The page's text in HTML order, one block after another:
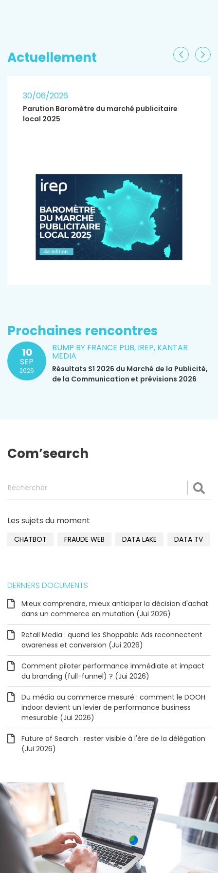
Actuellement
30/06/2026
Parution Baromètre du marché publicitaire
local 2025
Prochaines rencontres
10
SEP
2026
BUMP BY FRANCE PUB, IREP, KANTAR
MEDIA
Résultats S1 2026 du Marché de la Publicité,
de la Communication et prévisions 2026
Com’search
Les sujets du moment
CHATBOT FRAUDE WEB DATA LAKE DATA TV
DERNIERS DOCUMENTS
Mieux comprendre, mieux anticiper la décision d'achat
dans un commerce en mutation (Jui 2026)
Retail Media : quand les Shoppable Ads reconnectent
awareness et conversion (Jui 2026)
Comment piloter performance immédiate et impact
du branding (full-funnel) ? (Jui 2026)
Du média au commerce mesuré : comment le DOOH
indoor devient un levier de performance business
mesurable (Jui 2026)
Future of Search : rester visible à l'ère de la délégation
(Jui 2026)